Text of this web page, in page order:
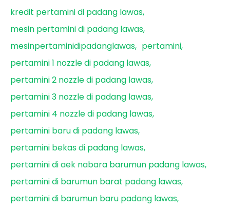
kredit pertamini di padang lawas
mesin pertamini di padang lawas
mesinpertaminidipadanglawas
pertamini
pertamini 1 nozzle di padang lawas
pertamini 2 nozzle di padang lawas
pertamini 3 nozzle di padang lawas
pertamini 4 nozzle di padang lawas
pertamini baru di padang lawas
pertamini bekas di padang lawas
pertamini di aek nabara barumun padang lawas
pertamini di barumun barat padang lawas
pertamini di barumun baru padang lawas